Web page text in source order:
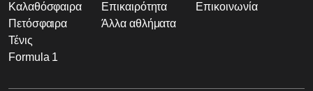
Καλαθόσφαιρα
Πετόσφαιρα
Τένις
Formula 1
Επικαιρότητα
Άλλα αθλήματα
Επικοινωνία